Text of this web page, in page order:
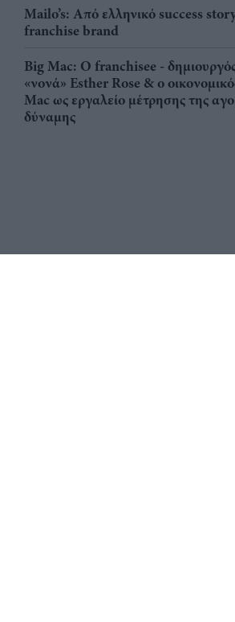
Mailo’s: Από ελληνικό success
franchise brand
Big Mac: Ο franchisee -
«νονά» Esther Rose & ο
Mac ως εργαλείο μέτρησης της
δύναμης